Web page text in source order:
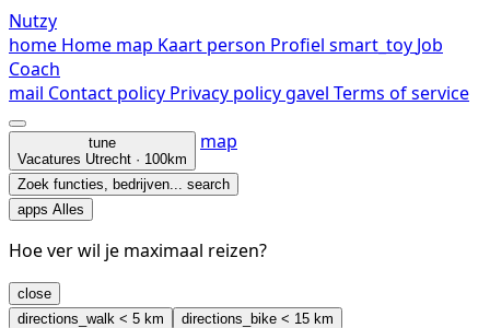
Nutzy
home Home map Kaart person Profiel smart_toy Job
Coach
mail Contact policy Privacy policygavel Terms of service
tune
Vacatures Utrecht · 100km
map
Zoek functies, bedrijven... search
apps Alles
Hoe ver wil je maximaal reizen?
close
directions_walk < 5 km directions_bike < 15 km